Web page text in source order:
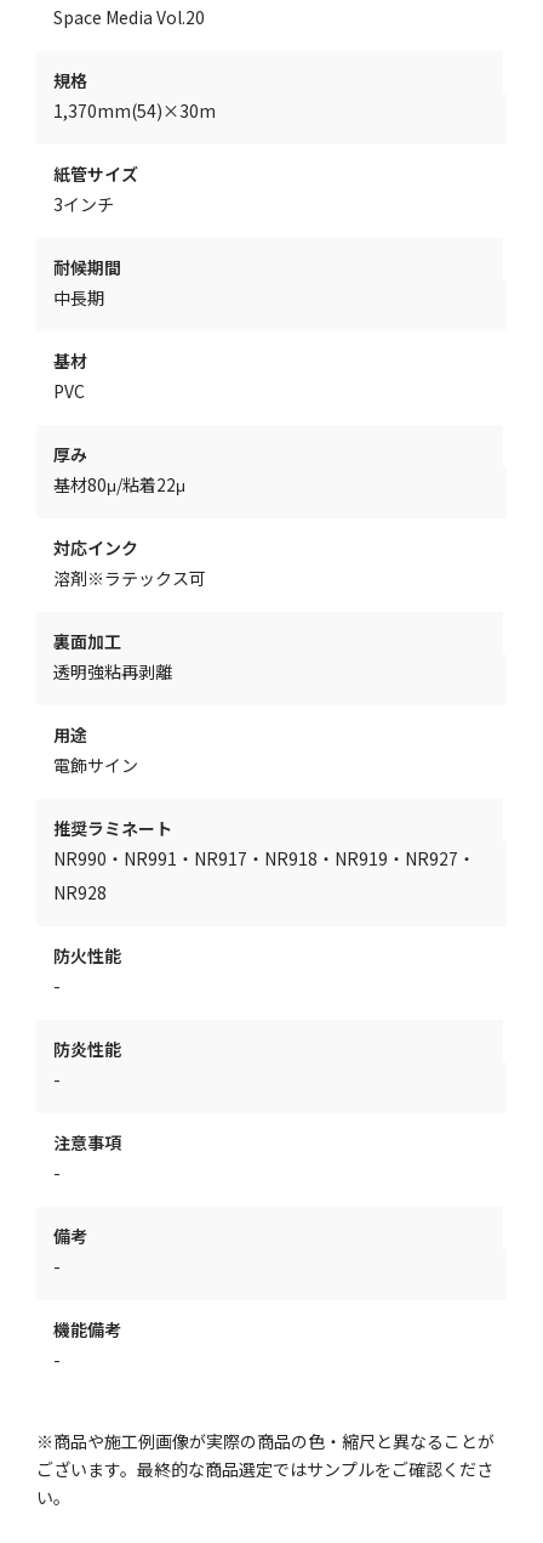
Space Media Vol.20
規格
1,370mm(54)×30m
紙管サイズ
3インチ
耐候期間
中長期
基材
PVC
厚み
基材80μ/粘着22μ
対応インク
溶剤※ラテックス可
裏面加工
透明強粘再剥離
用途
電飾サイン
推奨ラミネート
NR990・NR991・NR917・NR918・NR919・NR927・
NR928
防火性能
-
防炎性能
-
注意事項
-
備考
-
機能備考
-
※商品や施工例画像が実際の商品の色・縮尺と異なることが
ございます。最終的な商品選定ではサンプルをご確認くださ
い。